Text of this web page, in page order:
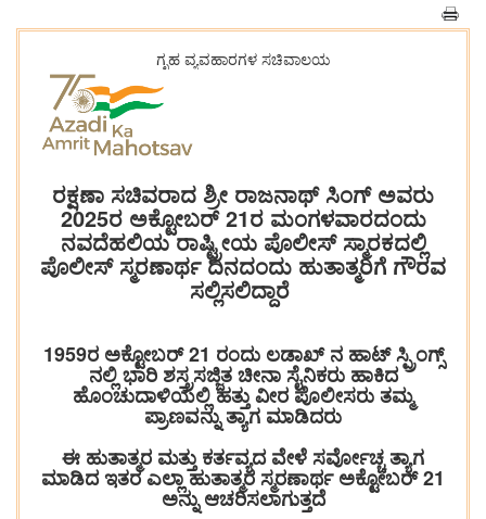
ಗೃಹ ವ್ಯವಹಾರಗಳ ಸಚಿವಾಲಯ
ರಕ್ಷಣಾ ಸಚಿವರಾದ ಶ್ರೀ ರಾಜನಾಥ್ ಸಿಂಗ್ ಅವರು
2025ರ ಅಕ್ಟೋಬರ್ 21ರ ಮಂಗಳವಾರದಂದು
ನವದೆಹಲಿಯ ರಾಷ್ಟ್ರೀಯ ಪೊಲೀಸ್ ಸ್ಮಾರಕದಲ್ಲಿ
ಪೊಲೀಸ್ ಸ್ಮರಣಾರ್ಥ ದಿನದಂದು ಹುತಾತ್ಮರಿಗೆ ಗೌರವ
ಸಲ್ಲಿಸಲಿದ್ದಾರೆ
1959ರ ಅಕ್ಟೋಬರ್ 21 ರಂದು ಲಡಾಖ್ ನ ಹಾಟ್ ಸ್ಪ್ರಿಂಗ್ಸ್
ನಲ್ಲಿ ಭಾರಿ ಶಸ್ತ್ರಸಜ್ಜಿತ ಚೀನಾ ಸೈನಿಕರು ಹಾಕಿದ
ಹೊಂಚುದಾಳಿಯಲ್ಲಿ ಹತ್ತು ವೀರ ಪೊಲೀಸರು ತಮ್ಮ
ಪ್ರಾಣವನ್ನು ತ್ಯಾಗ ಮಾಡಿದರು
ಈ ಹುತಾತ್ಮರ ಮತ್ತು ಕರ್ತವ್ಯದ ವೇಳೆ ಸರ್ವೋಚ್ಚ ತ್ಯಾಗ
ಮಾಡಿದ ಇತರ ಎಲ್ಲಾ ಹುತಾತ್ಮರ ಸ್ಮರಣಾರ್ಥ ಅಕ್ಟೋಬರ್ 21
ಅನ್ನು ಆಚರಿಸಲಾಗುತ್ತದೆ